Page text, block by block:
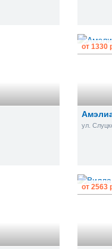
ул.
от 1330
от 2563